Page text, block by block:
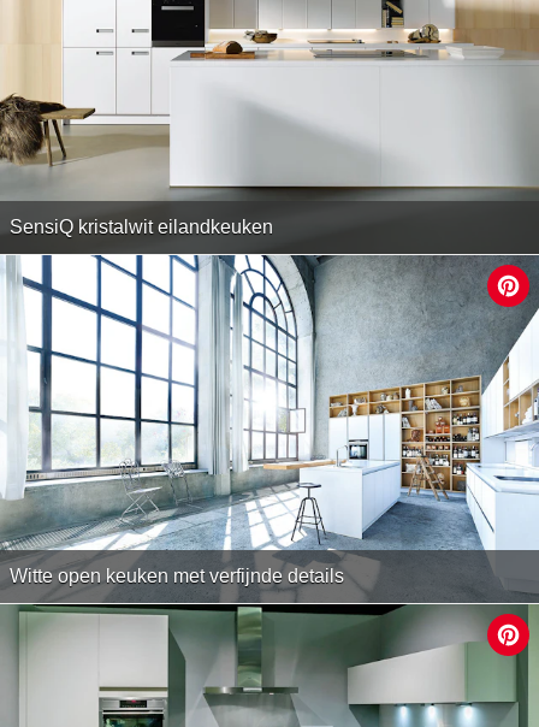
SensiQ kristalwit eilandkeuken
Witte open keuken met verfijnde details